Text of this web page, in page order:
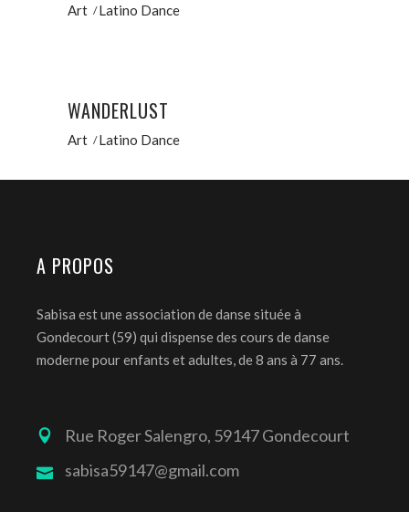
Art Latino Dance
WANDERLUST
Art Latino Dance
A PROPOS
Sabisa est une association de danse située à
Gondecourt (59) qui dispense des cours de danse
moderne pour enfants et adultes, de 8 ans à 77 ans.
Rue Roger Salengro, 59147 Gondecourt
sabisa59147@gmail.com